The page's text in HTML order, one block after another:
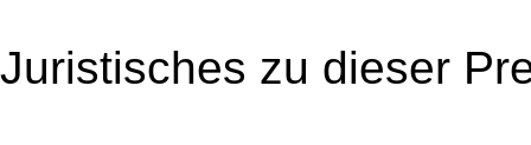
Juristisches zu dieser